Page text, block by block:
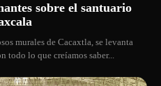
sobre el santuario
murales de Cacaxtla, se levanta
todo lo que creíamos saber...